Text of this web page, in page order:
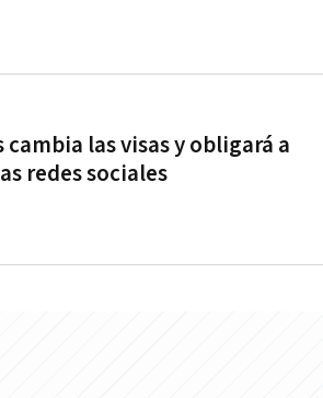
cambia las visas y obligará a
redes sociales